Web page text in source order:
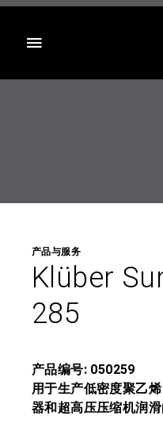
产品与服务
Klüber
285
产品编号: 050259
用于生产低密度聚乙
器和超高压压缩机润滑